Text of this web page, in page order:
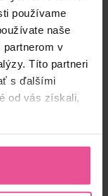
používame
naše
partnerom v
Títo partneri
s ďalšími
od vás získali,
ponúka